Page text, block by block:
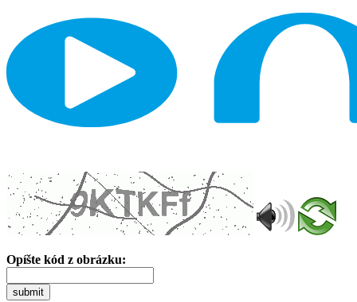
Opíšte kód z obrázku:
submit